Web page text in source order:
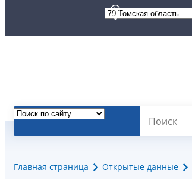
Главная страница Открытые данные